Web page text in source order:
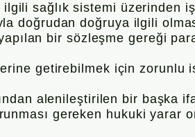
sağlık sistemi üzerinden
doğrudan doğruya ilgili
bir sözleşme gereği
getirebilmek için zorunlu
alenileştirilen bir başka
gereken hukuki yarar